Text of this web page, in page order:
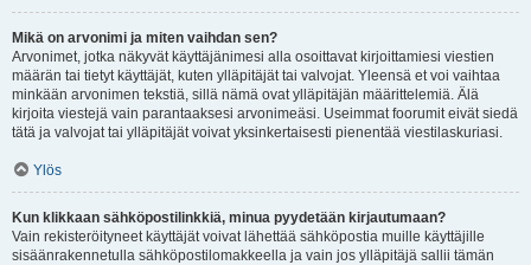
Mikä on arvonimi ja miten vaihdan sen?
Arvonimet, jotka näkyvät käyttäjänimesi alla osoittavat kirjoittamiesi viestien
määrän tai tietyt käyttäjät, kuten ylläpitäjät tai valvojat. Yleensä et voi vaihtaa
minkään arvonimen tekstiä, sillä nämä ovat ylläpitäjän määrittelemiä. Älä
kirjoita viestejä vain parantaaksesi arvonimeäsi. Useimmat foorumit eivät siedä
tätä ja valvojat tai ylläpitäjät voivat yksinkertaisesti pienentää viestilaskuriasi.
Ylös
Kun klikkaan sähköpostilinkkiä, minua pyydetään kirjautumaan?
Vain rekisteröityneet käyttäjät voivat lähettää sähköpostia muille käyttäjille
sisäänrakennetulla sähköpostilomakkeella ja vain jos ylläpitäjä sallii tämän